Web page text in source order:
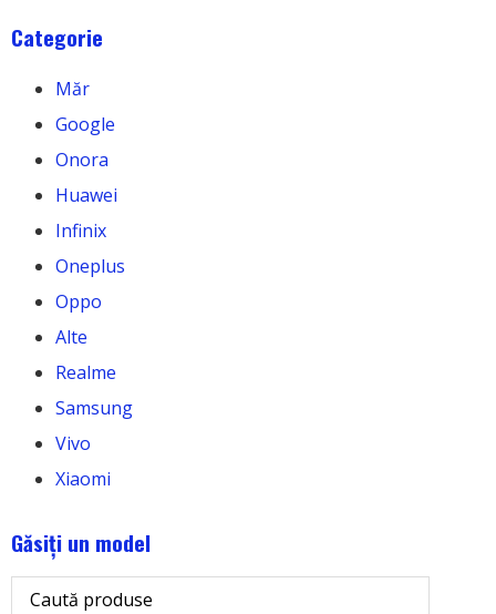
Categorie
Măr
Google
Onora
Huawei
Infinix
Oneplus
Oppo
Alte
Realme
Samsung
Vivo
Xiaomi
Găsiți un model